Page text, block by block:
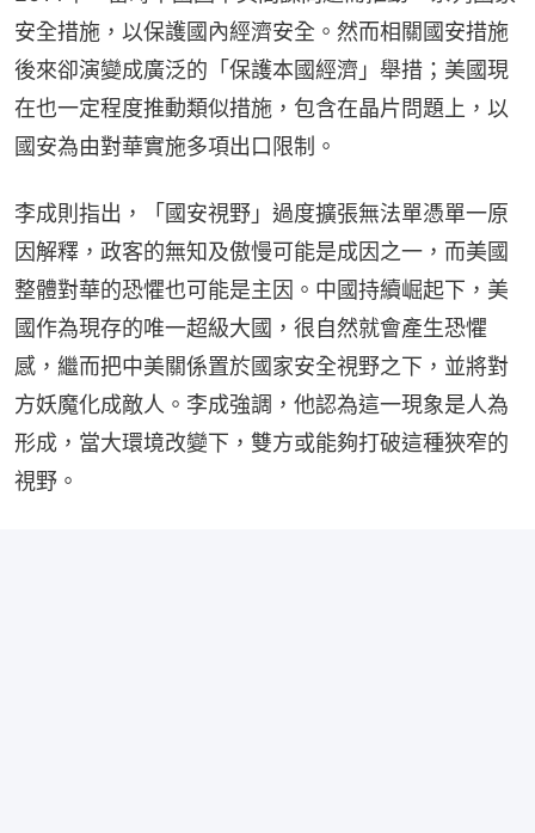
安全措施，以保護國內經濟安全。然而相關國安措施
後來卻演變成廣泛的「保護本國經濟」舉措；美國現
在也一定程度推動類似措施，包含在晶片問題上，以
國安為由對華實施多項出口限制。
李成則指出，「國安視野」過度擴張無法單憑單一原
因解釋，政客的無知及傲慢可能是成因之一，而美國
整體對華的恐懼也可能是主因。中國持續崛起下，美
國作為現存的唯一超級大國，很自然就會產生恐懼
感，繼而把中美關係置於國家安全視野之下，並將對
方妖魔化成敵人。李成強調，他認為這一現象是人為
形成，當大環境改變下，雙方或能夠打破這種狹窄的
視野。